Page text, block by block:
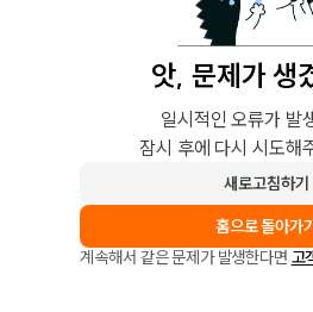
앗, 문제가 생
일시적인 오류가 발
잠시 후에 다시 시도해
새로고침하기
홈으로 돌아가
계속해서 같은 문제가 발생한다면 고